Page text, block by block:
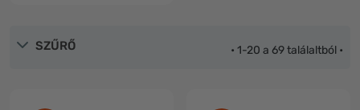
SZŰRŐ • 1-20 a 69 találaltból •